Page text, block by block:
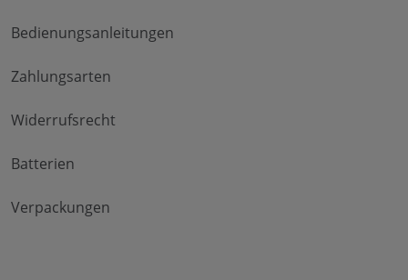
Bedienungsanleitungen
Zahlungsarten
Widerrufsrecht
Batterien
Verpackungen